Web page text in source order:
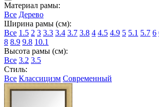
Материал рамы:
Все Дерево
Ширина рамы (см):
Все 1.5 2 3 3.3 3.4 3.7 3.8 4 4.5 4.9 5 5.1 5.7 6
8 8.9 9.8 10.1
Высота рамы (см):
Все 3.2 3.5
Стиль:
Все Классицизм Современный